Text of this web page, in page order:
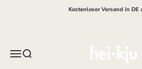
Kostenloser Versand in DE
MenüSuche